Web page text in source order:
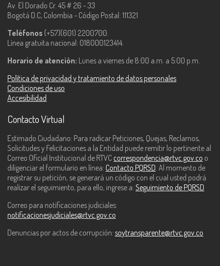
Av. El Dorado Cr. 45 # 26 - 33
Bogotá D.C, Colombia - Código Postal: 111321
Teléfonos (+57)(601) 2200700.
Línea gratuita nacional: 018000123414.
Horario de atención: Lunes a viernes de 8:00 a.m. a 5:00 p.m.
Política de privacidad y tratamiento de datos personales
Condiciones de uso
Accesibilidad
Contacto Virtual
Estimado Ciudadano: Para radicar Peticiones, Quejas, Reclamos,
Solicitudes y Felicitaciones a la Entidad puede remitir lo pertinente al
Correo Oficial Institucional de RTVC correspondencia@rtvc.gov.co o
diligenciar el formulario en línea: Contacto PQRSD . Al momento de
registrar su petición, se generará un código con el cual usted podrá
realizar el seguimiento, para ello, ingrese a: Seguimiento de PQRSD
Correo para notificaciones judiciales:
notificacionesjudiciales@rtvc.gov.co
Denuncias por actos de corrupción: soytransparente@rtvc.gov.co